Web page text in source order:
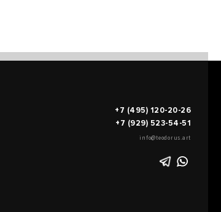
+7 (495) 120-20-26
+7 (929) 523-54-51
info@teodorus.art